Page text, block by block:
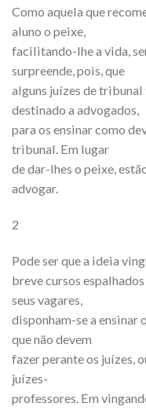
Como aquela que
aluno o peixe,
facilitando-lhe a vida,
surpreende, pois, que
alguns juízes de
destinado a advogados,
para os ensinar como
tribunal. Em lugar
de dar-lhes o peixe,
advogar.
2
Pode ser que a ideia
breve cursos
seus vagares,
disponham-se a ensinar
que não devem
fazer perante os juízes,
juízes-
professores. Em